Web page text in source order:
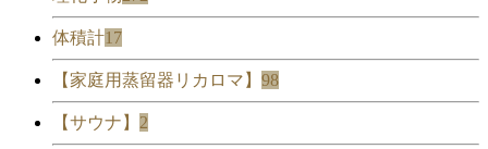
体積計17
【家庭用蒸留器リカロマ】 98
【サウナ】 2